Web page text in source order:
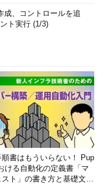
成、コントロールを追
ト実行 (1/3)
順書はもういらない！ Pup
ける自動化の定義書「マ
スト」の書き方と基礎文法